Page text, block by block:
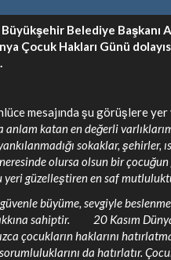
Belediye Başkanı
Çocuk Hakları Günü
mesajında şu görüşlere yer
anlam katan en değerli
sokaklar, şehirler,
olursa olsun bir
yeri güzelleştiren en saf
büyüme, sevgiyle
sahiptir. 20 Kasım
çocukların haklarını
da hatırlatır.